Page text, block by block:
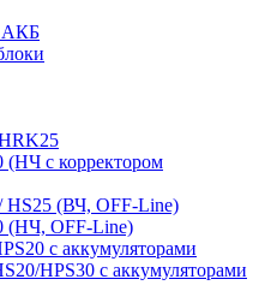
АКБ
(НЧ с корректором
HS25 (ВЧ, OFF-Line)
(НЧ, OFF-Line)
с аккумуляторами
HPS30 с аккумуляторами